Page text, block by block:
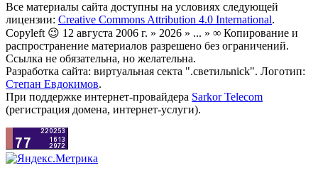
Все материалы сайта доступны на условиях следующей
лицензии: Creative Commons Attribution 4.0 International.
Copyleft 😉 12 августа 2006 г. » 2026 » ... » ∞ Копирование и
распространение материалов разрешено без ограничений.
Ссылка не обязательна, но желательна.
Разработка сайта: виртуальная секта ".светильnick". Логотип:
Степан Евдокимов.
При поддержке интернет-провайдера Sarkor Telecom
(регистрация домена, интернет-услуги).